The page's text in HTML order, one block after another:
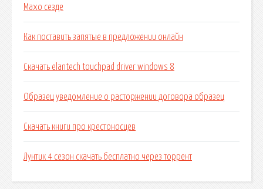
Махо сезде
Как поставить запятые в предложении онлайн
Скачать elantech touchpad driver windows 8
Образец уведомление о расторжении договора образец
Скачать книги про крестоносцев
Лунтик 4 сезон скачать бесплатно через торрент